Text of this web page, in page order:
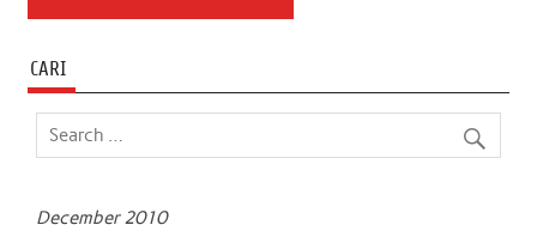
CARI
December 2010